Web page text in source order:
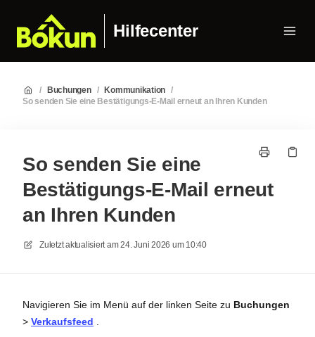
Hilfecenter
/ Buchungen / Kommunikation /
So senden Sie eine Bestätigungs-E-Mail erneut an Ihren Kunden
So senden Sie eine
Bestätigungs-E-Mail erneut
an Ihren Kunden
Zuletzt aktualisiert am24. Juni 2026 um 10:40
Navigieren Sie im Menü auf der linken Seite zu Buchungen
> Verkaufsfeed